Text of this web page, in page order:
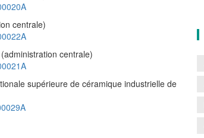
centrale)
centrale)
supérieure de céramique industrielle de